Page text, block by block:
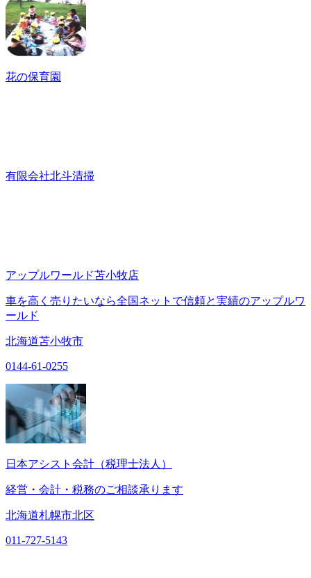
花の保育園
有限会社北斗清掃
アップルワールド苫小牧店
車を高く売りたいなら全国ネットで信頼と実績のアップルワ
ールド
北海道苫小牧市
0144-61-0255
日本アシスト会計（税理士法人）
経営・会計・税務のご相談承ります
北海道札幌市北区
011-727-5143